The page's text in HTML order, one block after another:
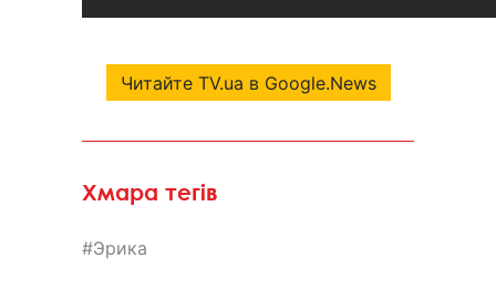
Читайте TV.ua в Google.News
Хмара тегів
Эрика